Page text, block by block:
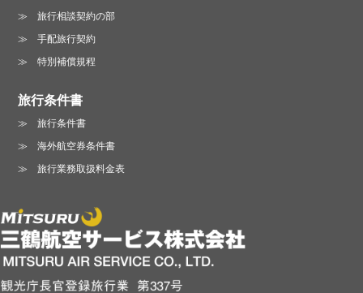
旅行相談契約の部
手配旅行契約
特別補償規程
旅行条件書
旅行条件書
海外航空券条件書
旅行業務取扱料金表